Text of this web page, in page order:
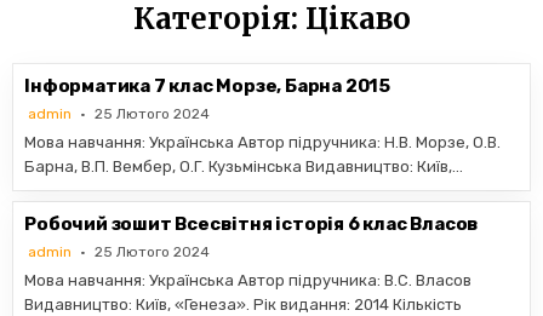
Категорія: Цікаво
Інформатика 7 клас Морзе, Барна 2015
admin 25 Лютого 2024
Мова навчання: Українська Автор підручника: Н.В. Морзе, О.В.
Барна, В.П. Вембер, О.Г. Кузьмінська Видавництво: Київ,…
Робочий зошит Всесвітня історія 6 клас Власов
admin 25 Лютого 2024
Мова навчання: Українська Автор підручника: В.С. Власов
Видавництво: Київ, «Генеза». Рік видання: 2014 Кількість